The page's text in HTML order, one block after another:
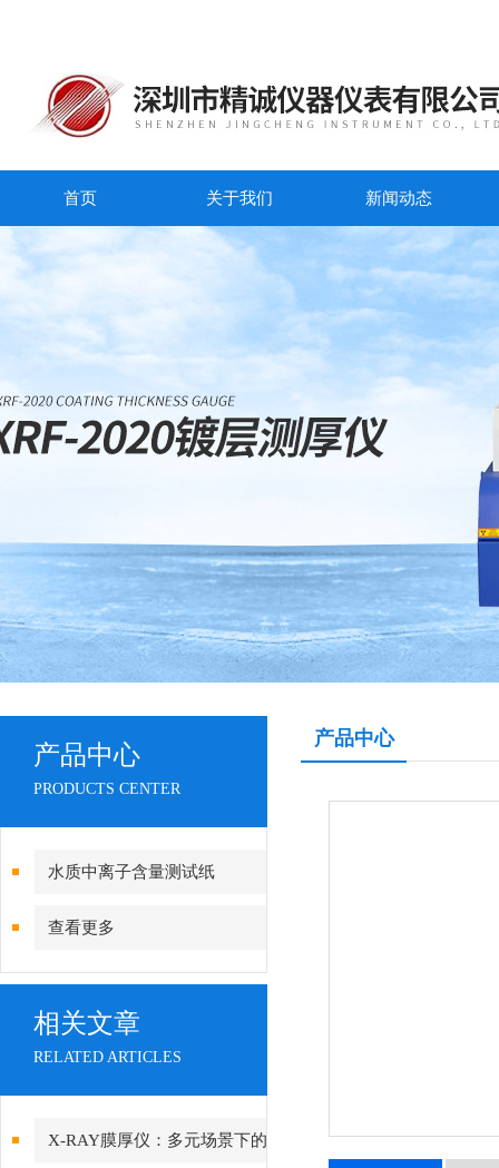
首页 关于我们 新闻动态
产品中心
PRODUCTS CENTER
水质中离子含量测试纸
查看更多
相关文章
RELATED ARTICLES
X-RAY膜厚仪：多元场景下的
产品中心